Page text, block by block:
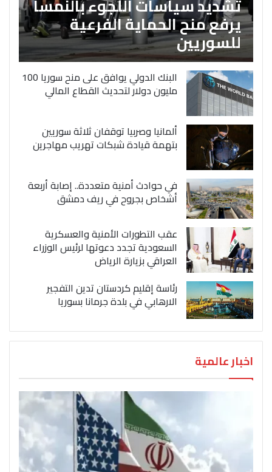
يرفع منح الحماية الفرعية
للسوريين
البنك الدولي يوافق على منح سوريا 100
مليون دولار لتحديث القطاع المالي
ألمانيا وصربيا توقفان ثلاثة سوريين
بتهمة قيادة شبكات تهريب مهاجرين
في حوادث أمنية متعددة.. إصابة أربعة
أشخاص بجروح في ريف دمشق
عقب التطورات الأمنية والعسكرية
السعودية تجدد دعوتها لرئيس الوزراء
العراقي بزيارة الرياض
رئاسة إقليم كردستان تدين التفجير
الارهابي في بلدة جرمانا بسوريا
اخبار عالمية